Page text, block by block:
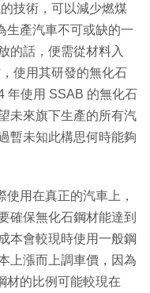
技術，可以減少燃煤
生產汽車不可或缺的一
的話，便需從材料入
使用其研發的無化石
年使用 SSAB 的無化石
未來旗下生產的所有汽
暫未知此構思何時能夠
用在真正的汽車上，
確保無化石鋼材能達到
本會較現時使用一般鋼
上漲而上調車價，因為
材的比例可能較現在